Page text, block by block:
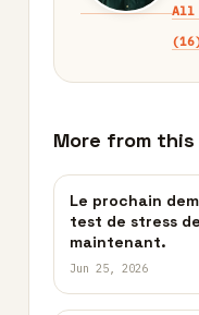
All
More from
Le prochain
test de stress
maintenant.
Jun 25, 2026